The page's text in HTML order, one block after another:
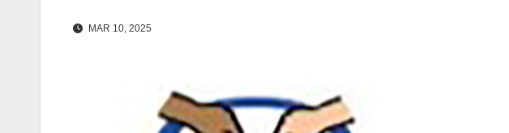
MAR 10, 2025